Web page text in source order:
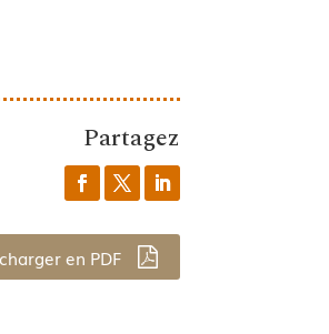
Partagez
en PDF